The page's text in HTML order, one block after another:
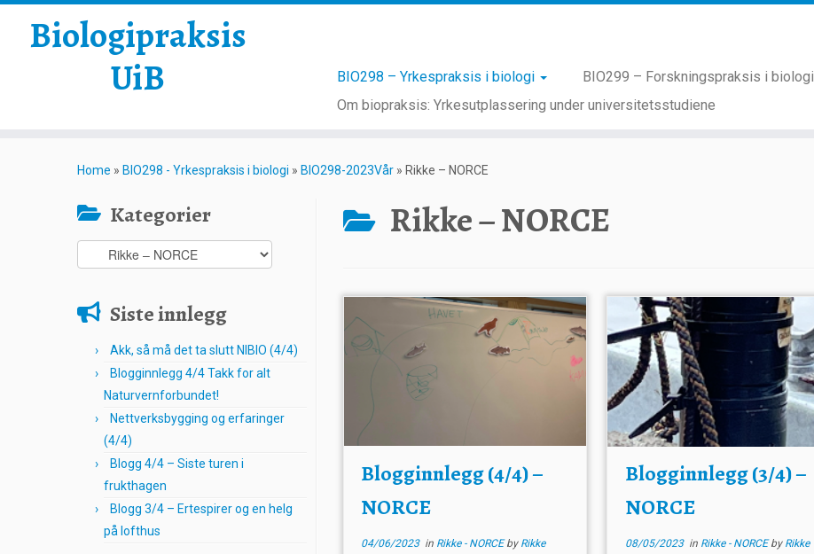
Biologipraksis
UiB
BIO298 – Yrkespraksis i biologi BIO299 – Forskningspraksis i biologi
Om biopraksis: Yrkesutplassering under universitetsstudiene
Home » BIO298 - Yrkespraksis i biologi » BIO298-2023Vår » Rikke – NORCE
Kategorier
Kategorier
Siste innlegg
Akk, så må det ta slutt NIBIO (4/4)
Blogginnlegg 4/4 Takk for alt
Naturvernforbundet!
Nettverksbygging og erfaringer
(4/4)
Blogg 4/4 – Siste turen i
frukthagen
Blogg 3/4 – Ertespirer og en helg
på lofthus
Rikke – NORCE
Blogginnlegg (4/4) –
NORCE
04/06/2023in Rikke - NORCEby Rikke
Blogginnlegg (3/4) –
NORCE
08/05/2023in Rikke - NORCEby Rikke